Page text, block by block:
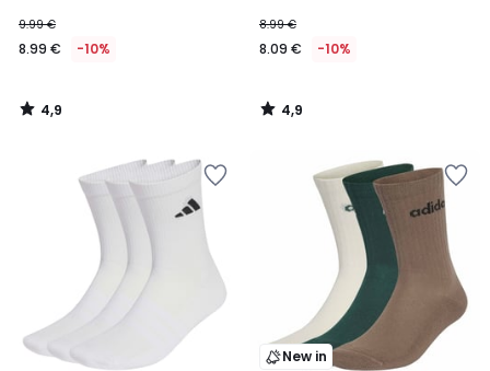
9.99 €
8.99 € -10%
4,9
/
8.99 €
8.09 € -10%
4,9
/
New in